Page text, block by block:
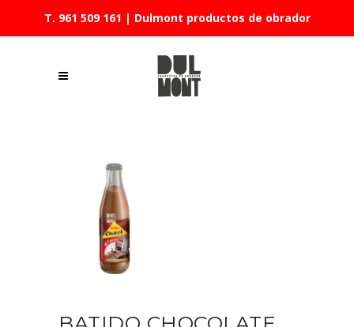
T. 961 509 161 | Dulmont productos de obrador